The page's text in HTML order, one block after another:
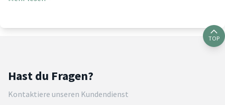
TOP
Hast du Fragen?
Kontaktiere unseren Kundendienst